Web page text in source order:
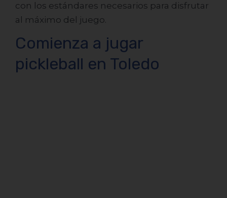
con los estándares necesarios para disfrutar
al máximo del juego.
Comienza a jugar
pickleball en Toledo